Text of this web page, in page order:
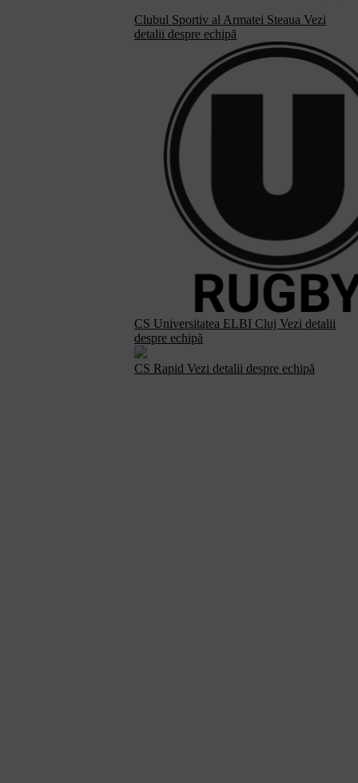
Clubul Sportiv al Armatei Steaua Vezi
detalii despre echipă
CS Universitatea ELBI Cluj Vezi detalii
despre echipă
CS Rapid Vezi detalii despre echipă